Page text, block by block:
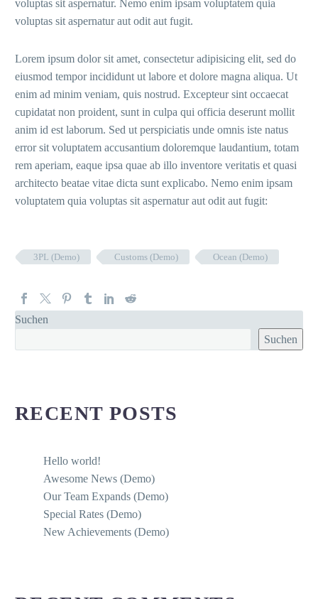
voluptas sit aspernatur. Nemo enim ipsam voluptatem quia
voluptas sit aspernatur aut odit aut fugit.
Lorem ipsum dolor sit amet, consectetur adipisicing elit, sed do
eiusmod tempor incididunt ut labore et dolore magna aliqua. Ut
enim ad minim veniam, quis nostrud. Excepteur sint occaecat
cupidatat non proident, sunt in culpa qui officia deserunt mollit
anim id est laborum. Sed ut perspiciatis unde omnis iste natus
error sit voluptatem accusantium doloremque laudantium, totam
rem aperiam, eaque ipsa quae ab illo inventore veritatis et quasi
architecto beatae vitae dicta sunt explicabo. Nemo enim ipsam
voluptatem quia voluptas sit aspernatur aut odit aut fugit:
3PL (Demo) Customs (Demo) Ocean (Demo)
Suchen
Suchen
RECENT POSTS
Hello world!
Awesome News (Demo)
Our Team Expands (Demo)
Special Rates (Demo)
New Achievements (Demo)